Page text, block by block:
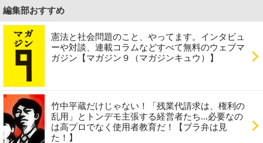
編集部おすすめ
憲法と社会問題のこと、やってます。インタビュ
ーや対談、連載コラムなどすべて無料のウェブマ
ガジン【マガジン９（マガジンキュウ）】
竹中平蔵だけじゃない！「残業代請求は、権利の
乱用」とトンデモ主張する経営者たち...必要なの
は高プロでなく使用者教育だ！【ブラ弁は見
た！】